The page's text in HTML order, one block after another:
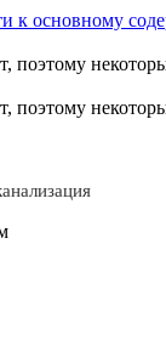
к основному
поэтому
поэтому